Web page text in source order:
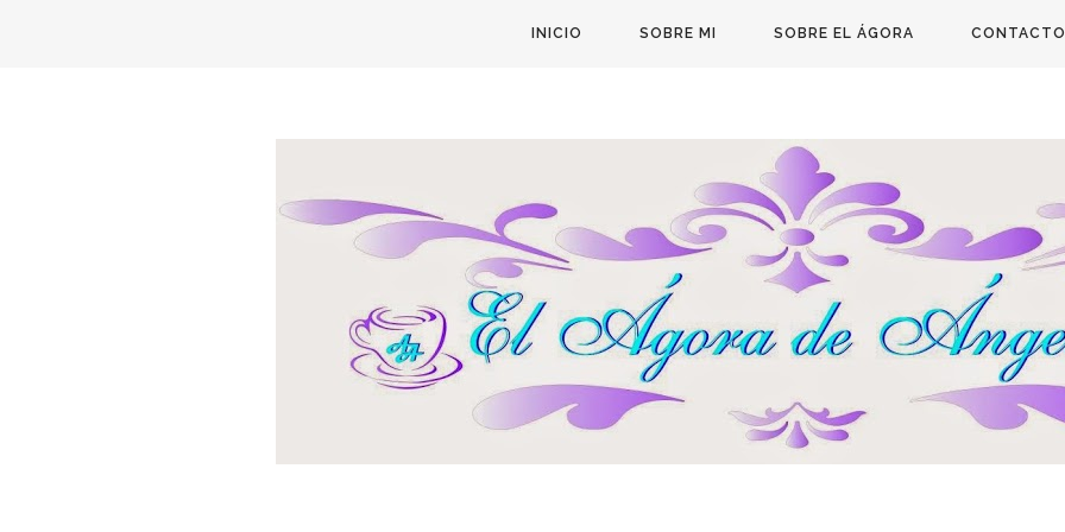
INICIO SOBRE MI SOBRE EL ÁGORA CONTACTO